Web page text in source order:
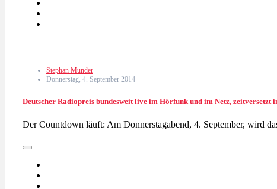
Stephan Munder
Donnerstag, 4. September 2014
Deutscher Radiopreis bundesweit live im Hörfunk und im Netz, zeitversetzt
Der Countdown läuft: Am Donnerstagabend, 4. September, wird